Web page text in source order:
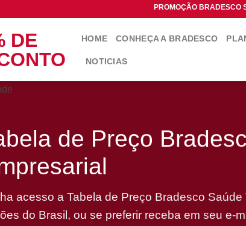
PROMOÇÃO BRADESCO
HOME CONHEÇA A BRADESCO
NOTICIAS
de Preço
acesso a Tabela de Preço Bradesco
do Brasil, ou se preferir receba em seu e-